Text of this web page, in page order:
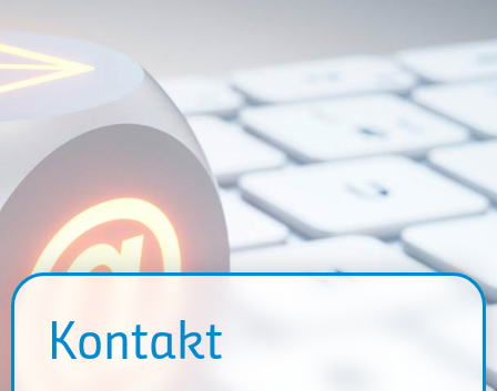
Kontakt